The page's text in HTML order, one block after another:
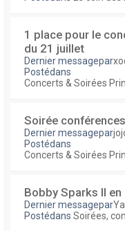
1 place pour le
du 21 juillet
Dernier messagepar
Postédans
Concerts & Soirées
Soirée
Dernier messagepar
Postédans
Concerts & Soirées
Bobby Sparks II
Dernier messagepar
Postédans Soirées,